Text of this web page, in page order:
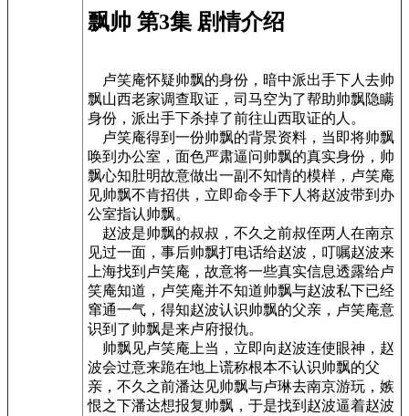
飘帅 第3集 剧情介绍
卢笑庵怀疑帅飘的身份，暗中派出手下人去帅
飘山西老家调查取证，司马空为了帮助帅飘隐瞒
身份，派出手下杀掉了前往山西取证的人。
卢笑庵得到一份帅飘的背景资料，当即将帅飘
唤到办公室，面色严肃逼问帅飘的真实身份，帅
飘心知肚明故意做出一副不知情的模样，卢笑庵
见帅飘不肯招供，立即命令手下人将赵波带到办
公室指认帅飘。
赵波是帅飘的叔叔，不久之前叔侄两人在南京
见过一面，事后帅飘打电话给赵波，叮嘱赵波来
上海找到卢笑庵，故意将一些真实信息透露给卢
笑庵知道，卢笑庵并不知道帅飘与赵波私下已经
窜通一气，得知赵波认识帅飘的父亲，卢笑庵意
识到了帅飘是来卢府报仇。
帅飘见卢笑庵上当，立即向赵波连使眼神，赵
波会过意来跪在地上谎称根本不认识帅飘的父
亲，不久之前潘达见帅飘与卢琳去南京游玩，嫉
恨之下潘达想报复帅飘，于是找到赵波逼着赵波